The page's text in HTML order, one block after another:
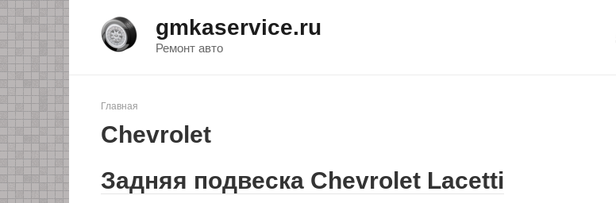
Перейти
к
контенту
gmkaservice.ru
Ремонт авто
Главная
Chevrolet
Задняя подвеска Chevrolet Lacetti